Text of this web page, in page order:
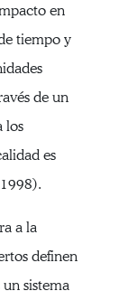
en
tiempo y
de un
los
es
a la
definen
sistema